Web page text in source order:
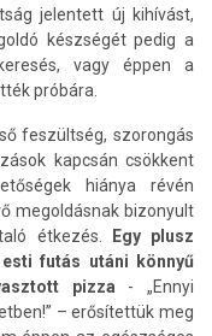
jelentett új kihívást,
készségét pedig a
vagy éppen a
próbára.
feszültség, szorongás
kapcsán csökkent
hiánya révén
megoldásnak bizonyult
étkezés.
Egy plusz
futás utáni könnyű
pizza - „Ennyi
– erősítettük meg